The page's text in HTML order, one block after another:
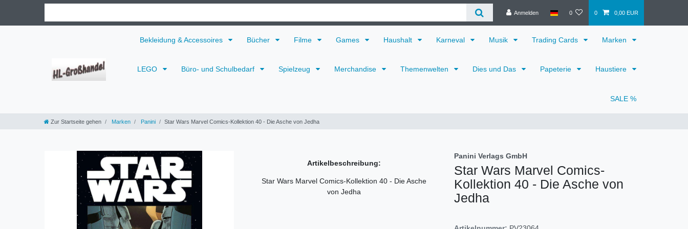
Anmelden 0 0 0,00 EUR
Bekleidung & Accessoires Bücher Filme Games Haushalt Karneval Musik Trading Cards Marken
LEGO Büro- und Schulbedarf Spielzeug Merchandise Themenwelten Dies und Das Papeterie Haustiere
SALE %
Zur Startseite gehen Marken Panini Star Wars Marvel Comics-Kollektion 40 - Die Asche von Jedha
Artikelbeschreibung:
Star Wars Marvel Comics-Kollektion 40 - Die Asche
von Jedha
Panini Verlags GmbH
Star Wars Marvel Comics-
Kollektion 40 - Die Asche von
Jedha